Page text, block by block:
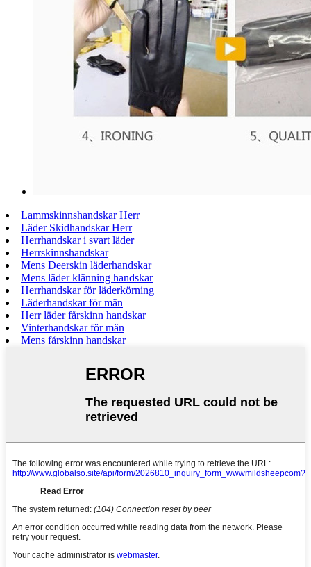
Lammskinnshandskar Herr
Läder Skidhandskar Herr
Herrhandskar i svart läder
Herrskinnshandskar
Mens Deerskin läderhandskar
Mens läder klänning handskar
Herrhandskar för läderkörning
Läderhandskar för män
Herr läder fårskinn handskar
Vinterhandskar för män
Mens fårskinn handskar